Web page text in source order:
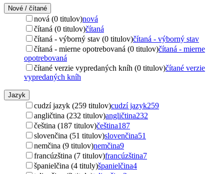
Nové / čítané
nová (0 titulov)nová
čítaná (0 titulov)čítaná
čítaná - výborný stav (0 titulov)čítaná - výborný stav
čítaná - mierne opotrebovaná (0 titulov)čítaná - mierne
opotrebovaná
čítané verzie vypredaných kníh (0 titulov)čítané verzie
vypredaných kníh
Jazyk
cudzí jazyk (259 titulov)cudzí jazyk259
angličtina (232 titulov)angličtina232
čeština (187 titulov)čeština187
slovenčina (51 titulov)slovenčina51
nemčina (9 titulov)nemčina9
francúzština (7 titulov)francúzština7
španielčina (4 tituly)španielčina4